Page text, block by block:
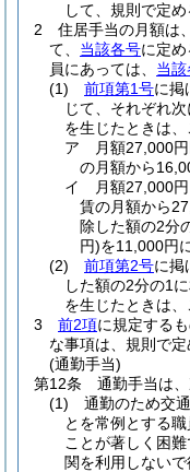
して、規則で定
2
住居手当の月額は、
て、 当該各号に定
員にあっては、 当
(1)
前項第1号に掲
じて、それぞれ
を生じたときは
ア
月額27,000
の月額から
イ
月額27,000
賃の月額から
除した額の2分
円)を11,000円
(2)
前項第2号に
した額の2分の1
を生じたときは
3
前2項に規定する
な事項は、規則で定
(通勤手当)
第12条
通勤手当は
(1)
通勤のため交
とを常例とする職
ことが著しく困
関を利用しない